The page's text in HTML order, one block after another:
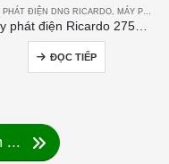
PHÁT ĐIỆN DNG RICARDO MÁY PHÁT ĐIỆN RICARDO
ĐỌC TIẾP
...